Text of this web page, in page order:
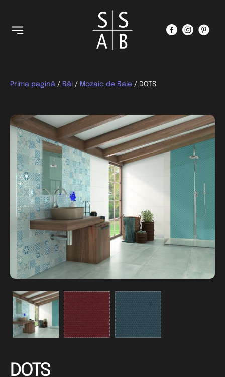
Prima pagină / Băi / Mozaic de Baie / DOTS
DOTS